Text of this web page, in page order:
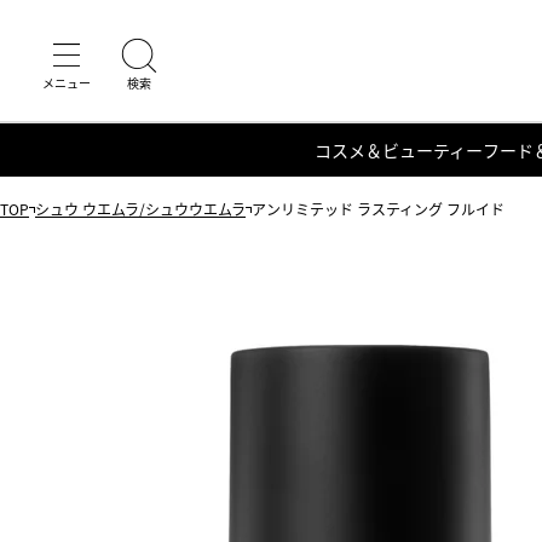
コスメ＆ビューティーフード
TOP シュウ ウエムラ/シュウウエムラ アンリミテッド ラスティング フルイド